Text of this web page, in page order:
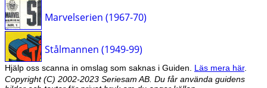
Marvelserien (1967-70)
Stålmannen (1949-99)
Hjälp oss scanna in omslag som saknas i Guiden. Läs mera här.
Copyright (C) 2002-2023 Seriesam AB. Du får använda guidens